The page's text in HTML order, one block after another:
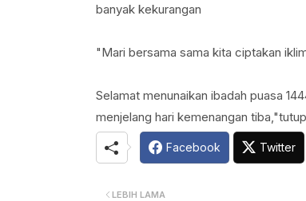
banyak kekurangan
"Mari bersama sama kita ciptakan
Selamat menunaikan ibadah puasa
menjelang hari kemenangan
Facebook Twitter
LEBIH LAMA